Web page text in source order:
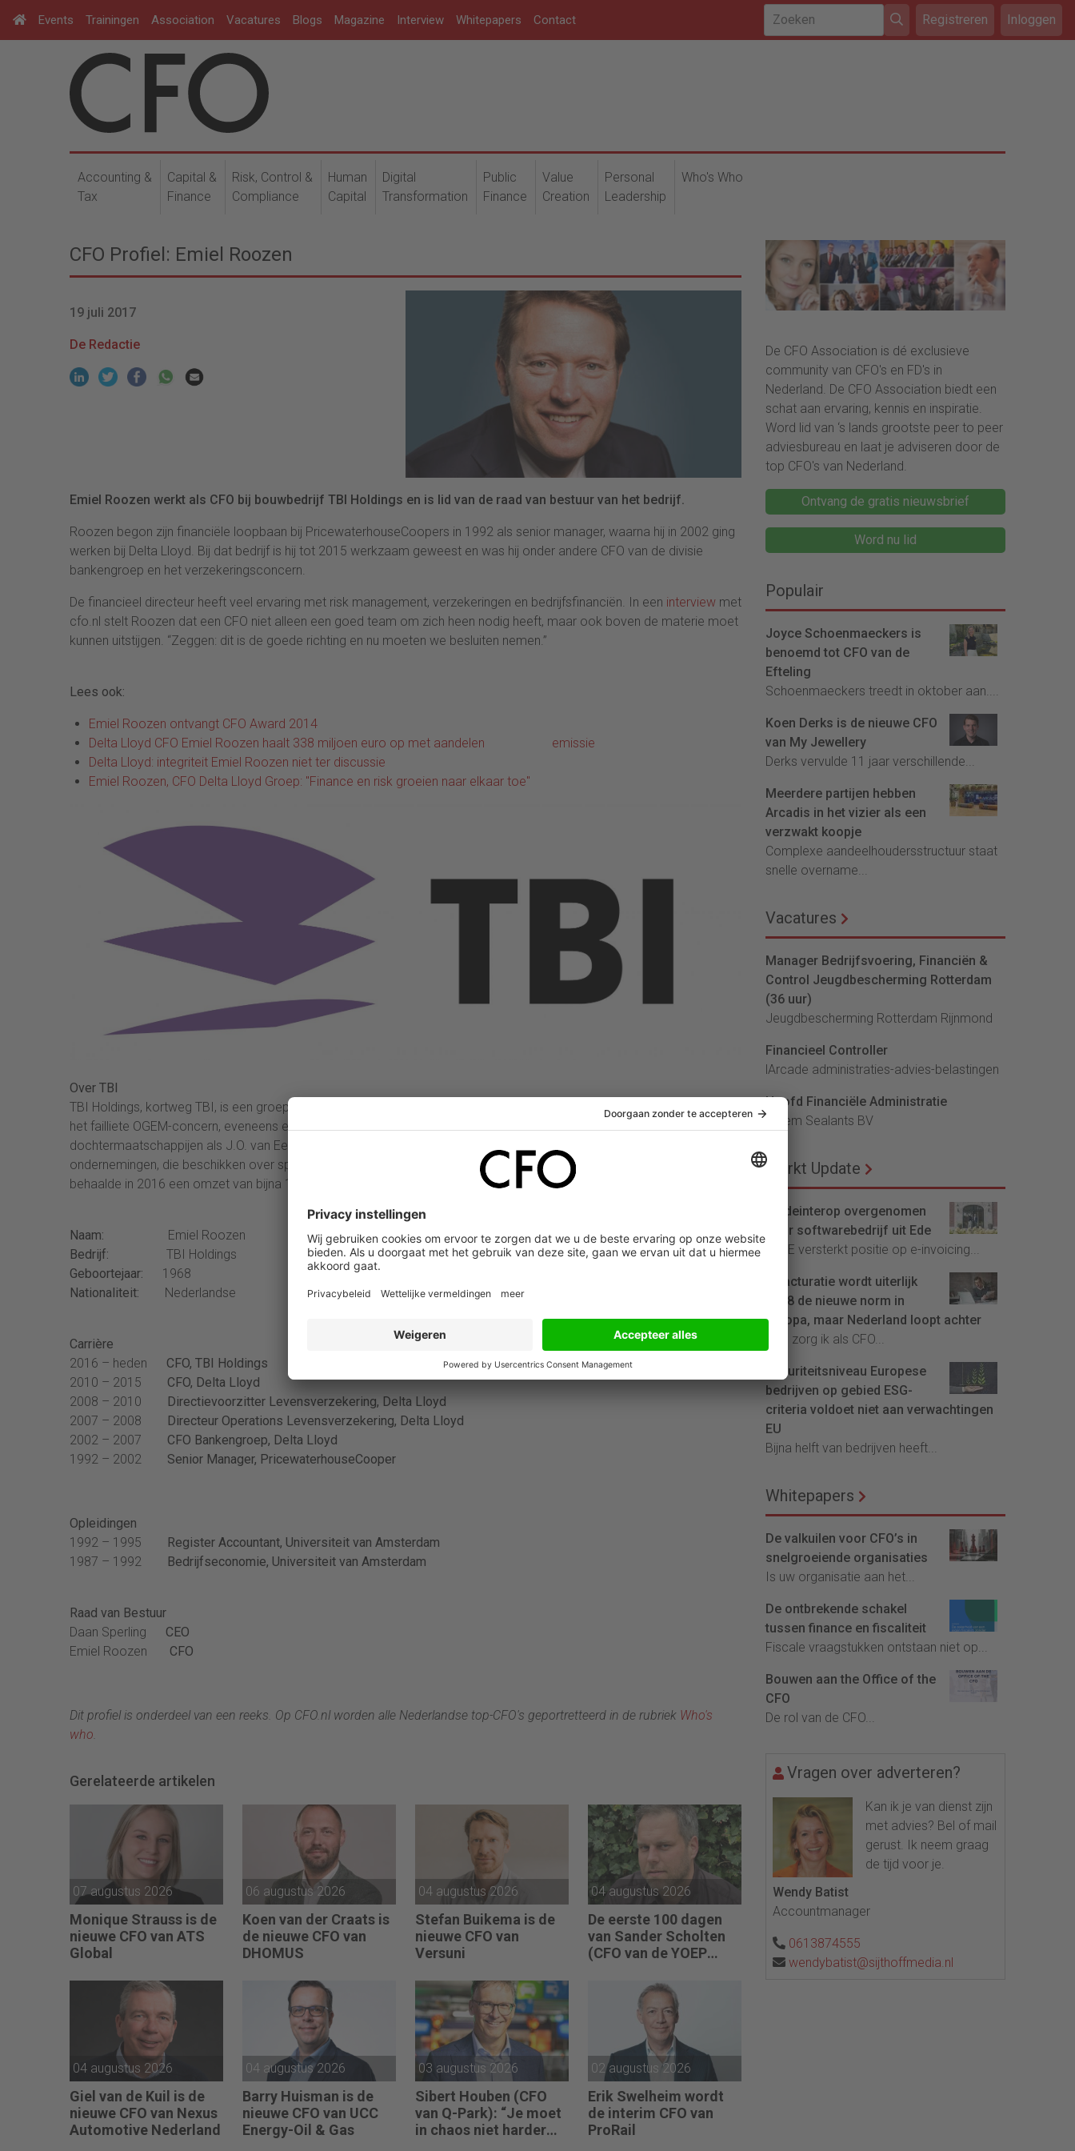
Events Trainingen Association Vacatures Blogs Magazine Interview Whitepapers Contact Registreren Inloggen
Accounting &
Tax
Capital &
Finance
Risk, Control &
Compliance
Human
Capital
Digital
Transformation
Public
Finance
Value
Creation
Personal
Leadership
Who's Who
CFO Profiel: Emiel Roozen
19 juli 2017
De Redactie
Emiel Roozen werkt als CFO bij bouwbedrijf TBI Holdings en is lid van de raad van bestuur van het bedrijf.
Roozen begon zijn financiële loopbaan bij PricewaterhouseCoopers in 1992 als senior manager, waarna hij in 2002 ging
werken bij Delta Lloyd. Bij dat bedrijf is hij tot 2015 werkzaam geweest en was hij onder andere CFO van de divisie
bankengroep en het verzekeringsconcern.
De financieel directeur heeft veel ervaring met risk management, verzekeringen en bedrijfsfinanciën. In een interview met
cfo.nl stelt Roozen dat een CFO niet alleen een goed team om zich heen nodig heeft, maar ook boven de materie moet
kunnen uitstijgen. “Zeggen: dit is de goede richting en nu moeten we besluiten nemen.”
Lees ook:
Emiel Roozen ontvangt CFO Award 2014
Delta Lloyd CFO Emiel Roozen haalt 338 miljoen euro op met aandelen
emissie
Delta Lloyd: integriteit Emiel Roozen niet ter discussie
Emiel Roozen, CFO Delta Lloyd Groep: "Finance en risk groeien naar elkaar toe"
Over TBI
TBI Holdings, kortweg TBI, is een groep van ondernemingen in vastgoed, bouw en techniek. Het concern is ontstaan uit
het failliete OGEM-concern, eveneens een bouwbedrijf. Het bedrijf is het overkoepelende orgaan van
dochtermaatschappijen als J.O. van Eesteren, Mobilis en Croonwolter&dros. TBI bestaat uit verschillende individuele
ondernemingen, die beschikken over specialistische kennis op het gebied van techniek, bouw en infra. Het bouwbedrijf
behaalde in 2016 een omzet van bijna 1,6 miljard euro en een nettoverlies van 16,7 miljoen euro.
Naam: Emiel Roozen
Bedrijf:
TBI Holdings
Geboortejaar: 1968
Nationaliteit:
Nederlandse
Carrière
2016 – heden
CFO, TBI Holdings
2010 – 2015 CFO, Delta Lloyd
2008 – 2010
Directievoorzitter Levensverzekering, Delta Lloyd
2007 – 2008
Directeur Operations Levensverzekering, Delta Lloyd
2002 – 2007 CFO Bankengroep, Delta Lloyd
1992 – 2002 Senior Manager, PricewaterhouseCooper
Opleidingen
1992 – 1995
Register Accountant, Universiteit van Amsterdam
1987 – 1992
Bedrijfseconomie, Universiteit van Amsterdam
Raad van Bestuur
Daan Sperling CEO
Emiel Roozen CFO
Dit profiel is onderdeel van een reeks. Op CFO.nl worden alle Nederlandse top-CFO's geportretteerd in de rubriek Who's
who.
Gerelateerde artikelen
07 augustus 2026
Monique Strauss is de
nieuwe CFO van ATS
Global
06 augustus 2026
Koen van der Craats is
de nieuwe CFO van
DHOMUS
04 augustus 2026
Stefan Buikema is de
nieuwe CFO van
Versuni
04 augustus 2026
De eerste 100 dagen
van Sander Scholten
(CFO van de YOEP
sturing werkt pas echt
als mensen begrijpen
waarom keuzes nodig
04 augustus 2026
Giel van de Kuil is de
nieuwe CFO van Nexus
Automotive Nederland
04 augustus 2026
Barry Huisman is de
nieuwe CFO van UCC
Energy-Oil & Gas
03 augustus 2026
Sibert Houben (CFO
van Q-Park): “Je moet
in chaos niet harder
02 augustus 2026
Erik Swelheim wordt
de interim CFO van
ProRail
De CFO Association is dé exclusieve
community van CFO's en FD's in
Nederland. De CFO Association biedt een
schat aan ervaring, kennis en inspiratie.
Word lid van ‘s lands grootste peer to peer
adviesbureau en laat je adviseren door de
top CFO's van Nederland.
Ontvang de gratis nieuwsbrief
Word nu lid
Populair
Joyce Schoenmaeckers is
benoemd tot CFO van de
Efteling
Schoenmaeckers treedt in oktober aan....
Koen Derks is de nieuwe CFO
van My Jewellery
Derks vervulde 11 jaar verschillende...
Meerdere partijen hebben
Arcadis in het vizier als een
verzwakt koopje
Complexe aandeelhoudersstructuur staat
snelle overname...
Vacatures
Manager Bedrijfsvoering, Financiën &
Control Jeugdbescherming Rotterdam
(36 uur)
Jeugdbescherming Rotterdam Rijnmond
Financieel Controller
lArcade administraties-advies-belastingen
Hoofd Financiële Administratie
Bloem Sealants BV
Markt Update
Tradeinterop overgenomen
door softwarebedrijf uit Ede
4CEE versterkt positie op e-invoicing...
E-facturatie wordt uiterlijk
2028 de nieuwe norm in
Europa, maar Nederland loopt achter
Hoe zorg ik als CFO...
Maturiteitsniveau Europese
bedrijven op gebied ESG-
criteria voldoet niet aan verwachtingen
EU
Bijna helft van bedrijven heeft...
Whitepapers
De valkuilen voor CFO’s in
snelgroeiende organisaties
Is uw organisatie aan het...
De ontbrekende schakel
tussen finance en fiscaliteit
Fiscale vraagstukken ontstaan niet op...
Bouwen aan the Office of the
CFO
De rol van de CFO...
Vragen over adverteren?
Kan ik je van dienst zijn
met advies? Bel of mail
gerust. Ik neem graag
de tijd voor je.
Wendy Batist
Accountmanager
0613874555
wendybatist@sijthoffmedia.nl